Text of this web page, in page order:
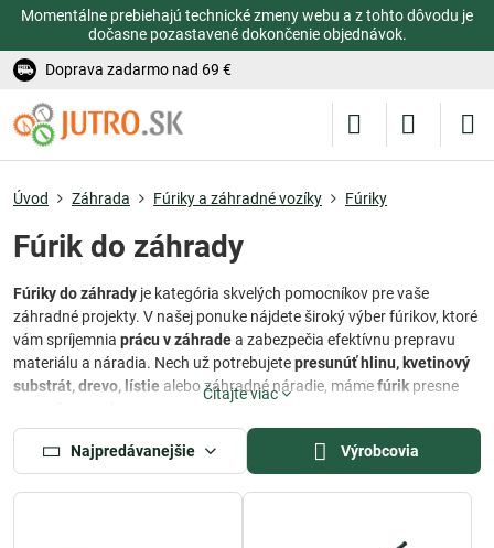
Momentálne prebiehajú technické zmeny webu a z tohto dôvodu je
dočasne pozastavené dokončenie objednávok.
Doprava zadarmo nad 69 €
Úvod Záhrada Fúriky a záhradné vozíky Fúriky
Fúrik do záhrady
Fúriky do záhrady je kategória skvelých pomocníkov pre vaše
záhradné projekty. V našej ponuke nájdete široký výber fúrikov, ktoré
vám spríjemnia prácu v záhradea zabezpečia efektívnu prepravu
materiálu a náradia. Nech už potrebujetepresunúť hlinu, kvetinový
substrát, drevo, lístie alebo záhradné náradie, mámefúrik presne
S našimi fúrikmi zvládnete akékoľvek záhradné projekty s ľahkosťou
a bez námahy. Našefúriky sú odolné, spoľahlivé a vyrobené z
kvalitných materiálov, čo zabezpečuje ich dlhú životnosť a odolnosť
Čítajte viac
Najpredávanejšie Výrobcovia